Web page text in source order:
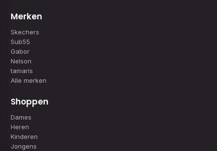
Merken
Skechers
Sub55
Gabor
Nelson
tamaris
Alle merken
Shoppen
Dames
Heren
Kinderen
Jongens